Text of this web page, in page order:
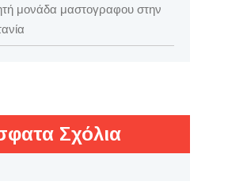
μονάδα μαστογραφου στην
Σχόλια